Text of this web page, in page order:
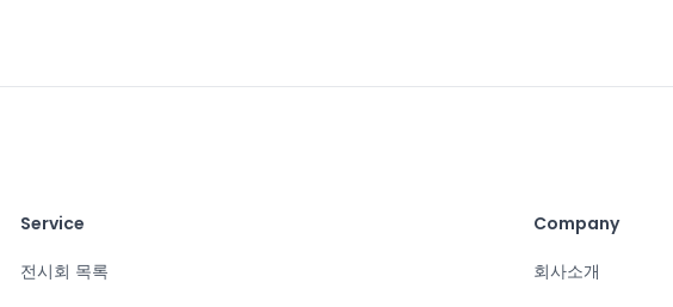
Service
전시회 목록
Company
회사소개